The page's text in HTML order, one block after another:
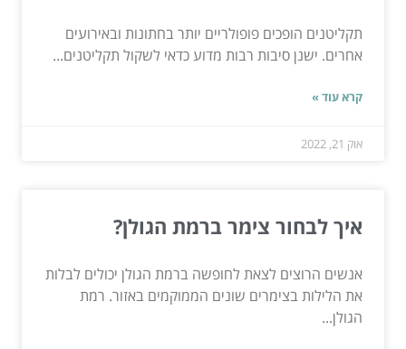
תקליטנים הופכים פופולריים יותר בחתונות ובאירועים
אחרים. ישנן סיבות רבות מדוע כדאי לשקול תקליטנים...
קרא עוד »
אוק 21, 2022
איך לבחור צימר ברמת הגולן?
אנשים הרוצים לצאת לחופשה ברמת הגולן יכולים לבלות
את הלילות בצימרים שונים הממוקמים באזור. רמת
הגולן...